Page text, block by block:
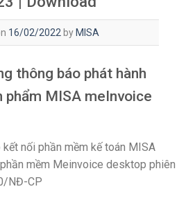
16/02/2022 by MISA
thông báo phát hành
phẩm MISA meInvoice
nối phần mềm kế toán MISA
mềm Meinvoice desktop phiên
NĐ-CP